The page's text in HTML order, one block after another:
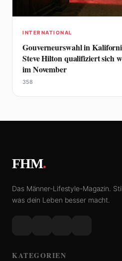
INTERNATIONAL
Gouverneurswahl in
Steve Hilton qualifiziert sich
im November
358
FHM.
Das Männer-Lifestyle-Magazin.
was dein Leben besser macht.
KATEGORIEN